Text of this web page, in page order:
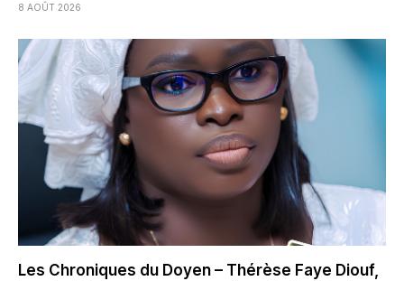
8 AOÛT 2026
Les Chroniques du Doyen – Thérèse Faye Diouf,